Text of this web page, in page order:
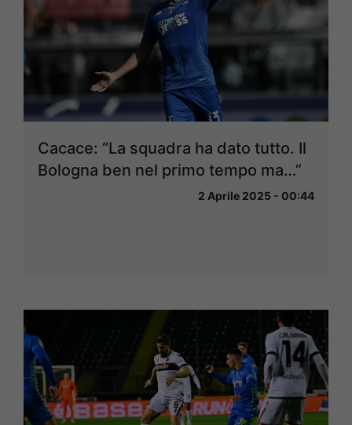
Cacace: “La squadra ha dato tutto. Il
Bologna ben nel primo tempo ma…”
2 Aprile 2025 - 00:44